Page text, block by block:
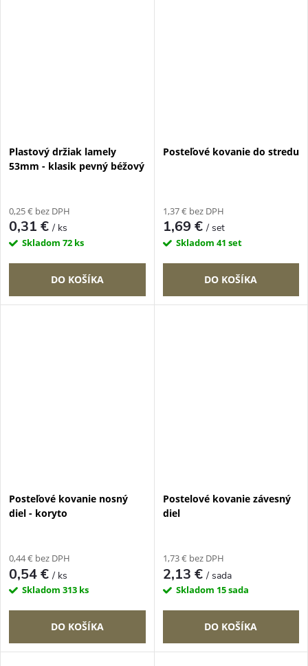
Plastový držiak lamely
53mm - klasik pevný béžový
0,25 € bez DPH
0,31 €/ ks
Skladom 72 ks
DO KOŠÍKA
Posteľové kovanie do stredu
1,37 € bez DPH
1,69 €/ set
Skladom 41 set
DO KOŠÍKA
Posteľové kovanie nosný
diel - koryto
0,44 € bez DPH
0,54 €/ ks
Skladom 313 ks
DO KOŠÍKA
Postelové kovanie závesný
diel
1,73 € bez DPH
2,13 €/ sada
Skladom 15 sada
DO KOŠÍKA